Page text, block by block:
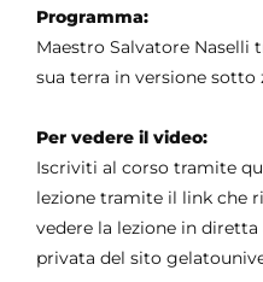
Programma:
Maestro Salvatore Naselli
sua terra in versione sotto
Per vedere il video:
Iscriviti al corso tramite
lezione tramite il link che
vedere la lezione in
privata del sito